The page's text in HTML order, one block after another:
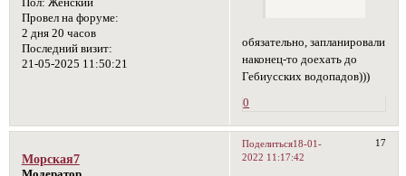
Пол: Женский
Провел на форуме:
2 дня 20 часов
Последний визит:
21-05-2025 11:50:21
обязательно, запланировали
наконец-то доехать до
Гебиусских водопадов)))
0
Поделиться 17
18-01-
2022 11:17:42
Морская7